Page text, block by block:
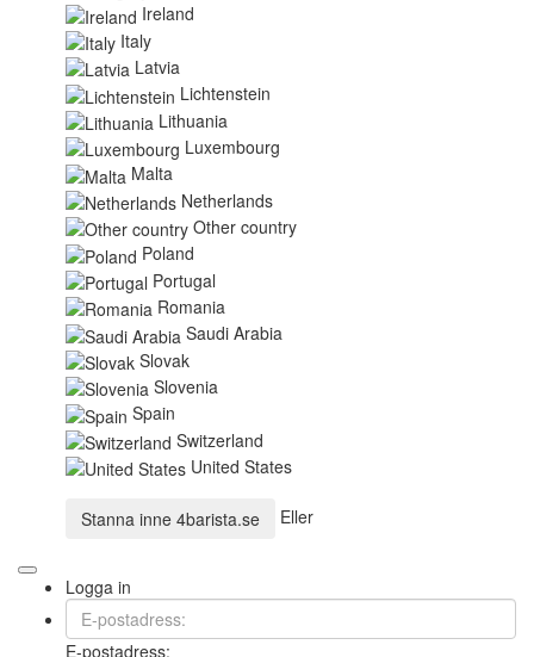
Ireland
Italy
Latvia
Lichtenstein
Lithuania
Luxembourg
Malta
Netherlands
Other country
Poland
Portugal
Romania
Saudi Arabia
Slovak
Slovenia
Spain
Switzerland
United States
Stanna inne 4barista.se Eller
Logga in
E-postadress: